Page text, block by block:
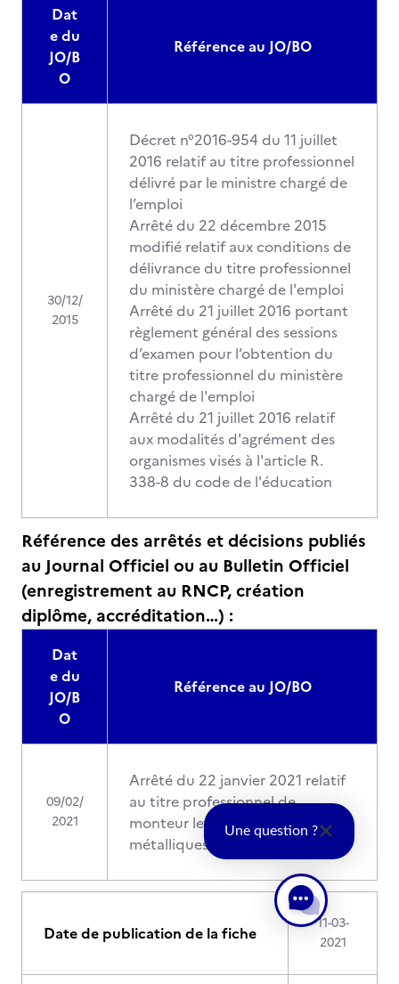
Dat
e du
JO/B
O
Référence au JO/BO
30/12/
2015
Décret n°2016-954 du 11 juillet
2016 relatif au titre professionnel
délivré par le ministre chargé de
l’emploi
Arrêté du 22 décembre 2015
modifié relatif aux conditions de
délivrance du titre professionnel
du ministère chargé de l'emploi
Arrêté du 21 juillet 2016 portant
règlement général des sessions
d’examen pour l’obtention du
titre professionnel du ministère
chargé de l'emploi
Arrêté du 21 juillet 2016 relatif
aux modalités d'agrément des
organismes visés à l'article R.
338-8 du code de l'éducation
Référence des arrêtés et décisions publiés
au Journal Officiel ou au Bulletin Officiel
(enregistrement au RNCP, création
diplôme, accréditation…) :
Dat
e du
JO/B
O
Référence au JO/BO
09/02/
2021
Arrêté du 22 janvier 2021 relatif
au titre professionnel de
monteur levageur de structures
métalliques
Date de publication de la fiche
11-03-
2021
Une question ?